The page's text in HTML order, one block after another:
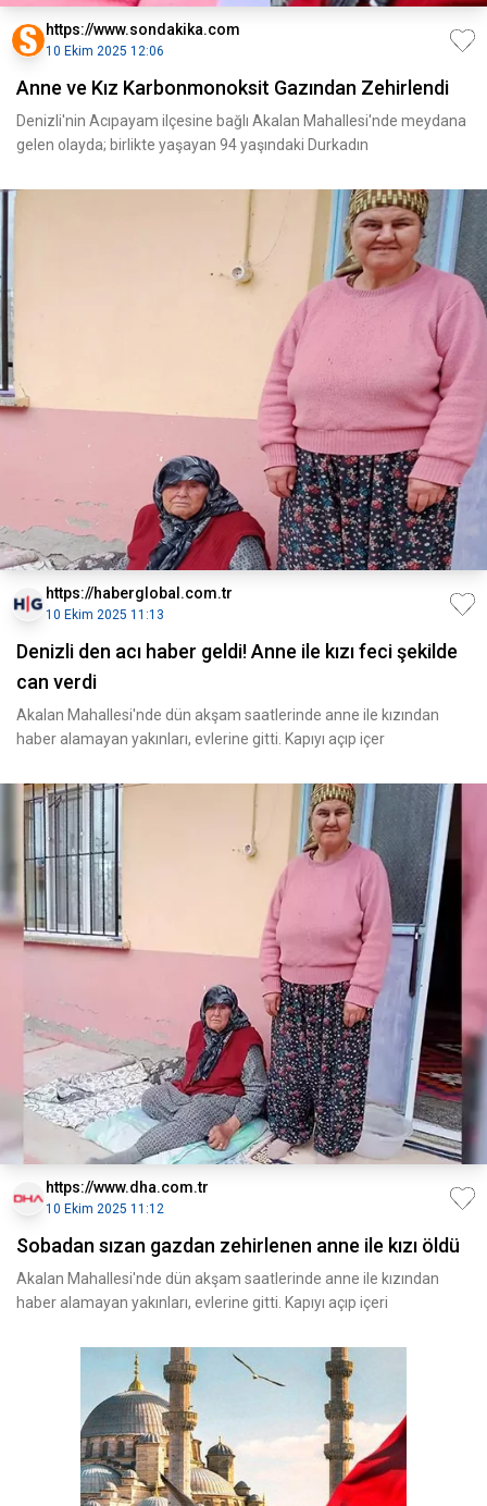
https://www.sondakika.com
10 Ekim 2025 12:06
Anne ve Kız Karbonmonoksit Gazından Zehirlendi
Denizli'nin Acıpayam ilçesine bağlı Akalan Mahallesi'nde meydana
gelen olayda; birlikte yaşayan 94 yaşındaki Durkadın
https://haberglobal.com.tr
10 Ekim 2025 11:13
Denizli den acı haber geldi! Anne ile kızı feci şekilde
can verdi
Akalan Mahallesi'nde dün akşam saatlerinde anne ile kızından
haber alamayan yakınları, evlerine gitti. Kapıyı açıp içer
https://www.dha.com.tr
10 Ekim 2025 11:12
Sobadan sızan gazdan zehirlenen anne ile kızı öldü
Akalan Mahallesi'nde dün akşam saatlerinde anne ile kızından
haber alamayan yakınları, evlerine gitti. Kapıyı açıp içeri